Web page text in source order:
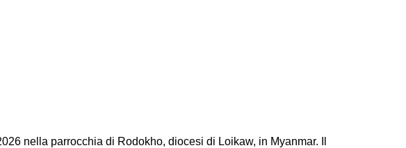
nella parrocchia di Rodokho, diocesi di Loikaw, in Myanmar. Il